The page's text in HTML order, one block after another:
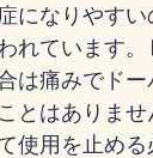
になりやす
れています
は痛みでド
とはありま
使用を止め